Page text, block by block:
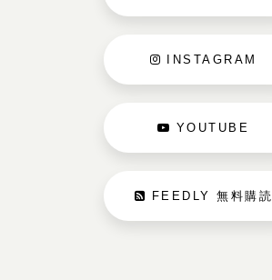
INSTAGRAM
YOUTUBE
FEEDLY 無料購読